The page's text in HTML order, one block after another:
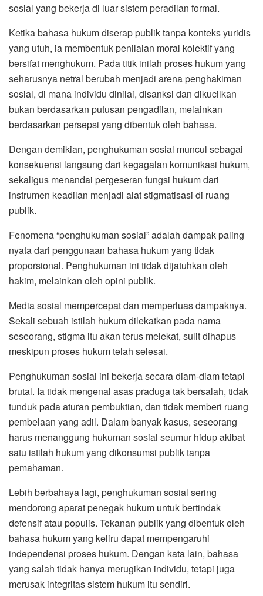
sosial yang bekerja di luar sistem peradilan formal.
Ketika bahasa hukum diserap publik tanpa konteks yuridis
yang utuh, ia membentuk penilaian moral kolektif yang
bersifat menghukum. Pada titik inilah proses hukum yang
seharusnya netral berubah menjadi arena penghakiman
sosial, di mana individu dinilai, disanksi dan dikucilkan
bukan berdasarkan putusan pengadilan, melainkan
berdasarkan persepsi yang dibentuk oleh bahasa.
Dengan demikian, penghukuman sosial muncul sebagai
konsekuensi langsung dari kegagalan komunikasi hukum,
sekaligus menandai pergeseran fungsi hukum dari
instrumen keadilan menjadi alat stigmatisasi di ruang
publik.
Fenomena “penghukuman sosial” adalah dampak paling
nyata dari penggunaan bahasa hukum yang tidak
proporsional. Penghukuman ini tidak dijatuhkan oleh
hakim, melainkan oleh opini publik.
Media sosial mempercepat dan memperluas dampaknya.
Sekali sebuah istilah hukum dilekatkan pada nama
seseorang, stigma itu akan terus melekat, sulit dihapus
meskipun proses hukum telah selesai.
Penghukuman sosial ini bekerja secara diam-diam tetapi
brutal. Ia tidak mengenal asas praduga tak bersalah, tidak
tunduk pada aturan pembuktian, dan tidak memberi ruang
pembelaan yang adil. Dalam banyak kasus, seseorang
harus menanggung hukuman sosial seumur hidup akibat
satu istilah hukum yang dikonsumsi publik tanpa
pemahaman.
Lebih berbahaya lagi, penghukuman sosial sering
mendorong aparat penegak hukum untuk bertindak
defensif atau populis. Tekanan publik yang dibentuk oleh
bahasa hukum yang keliru dapat mempengaruhi
independensi proses hukum. Dengan kata lain, bahasa
yang salah tidak hanya merugikan individu, tetapi juga
merusak integritas sistem hukum itu sendiri.